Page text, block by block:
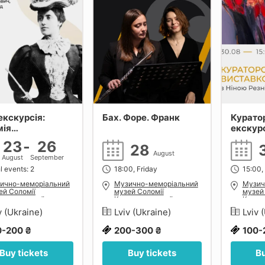
-
світової
23
August
- 26
September
events: 2
меморіальний
Соломії
у
(Ukraine)
200 ₴
Buy tickets
Бах. Форе. Франк
28 August
18:00, Friday
Музично-меморіальний
музей Соломії
Крушельницької у
Львові
Lviv (Ukraine)
200-300 ₴
Buy tickets
«Соло»
15:00,
музей
Львові
Lviv
100-